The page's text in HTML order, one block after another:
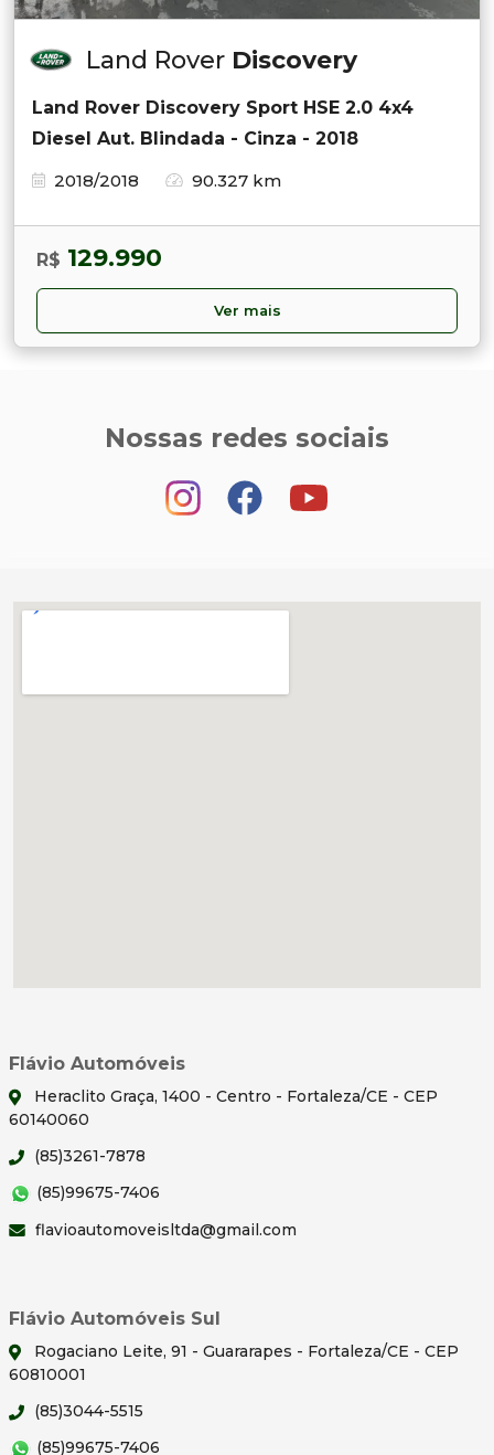
Land Rover Discovery
Land Rover Discovery Sport HSE 2.0 4x4
Diesel Aut. Blindada - Cinza - 2018
2018/2018
90.327 km
R$ 129.990
Ver mais
Nossas redes sociais
Flávio Automóveis
Heraclito Graça, 1400 - Centro - Fortaleza/CE - CEP
60140060
(85)3261-7878
(85)99675-7406
flavioautomoveisltda@gmail.com
Flávio Automóveis Sul
Rogaciano Leite, 91 - Guararapes - Fortaleza/CE - CEP
60810001
(85)3044-5515
(85)99675-7406